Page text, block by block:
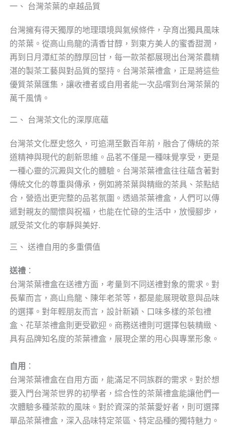
一、 台灣茶葉的卓越品質
台灣擁有得天獨厚的地理環境與氣候條件，孕育出獨具風味
的茶葉。從高山烏龍的清香甘醇，到東方美人的蜜香甜潤，
再到日月潭紅茶的醇厚回甘，每一款茶都展現出台灣茶農精
湛的製茶工藝與對品質的堅持。台灣茶葉禮盒，正是將這些
優質茶葉匯集，讓收禮者或自用者能一次品嚐到台灣茶葉的
萬千風情。
二、 台灣茶文化的深厚底蘊
台灣茶文化歷史悠久，可追溯至數百年前，融合了傳統的茶
道精神與現代的創新思維。品茗不僅是一種味覺享受，更是
一種心靈的沉澱與文化的體驗。台灣茶葉禮盒往往蘊含著對
傳統文化的尊重與傳承，例如將茶葉與精緻的茶具、茶點結
合，營造出更完整的品茗氛圍。透過茶葉禮盒，人們可以傳
遞對親友的關懷與祝福，也能在忙碌的生活中，放慢腳步，
感受茶文化的寧靜與美好.
三、 送禮自用的多重價值
送禮：
台灣茶葉禮盒在送禮方面，考量到不同送禮對象的需求。對
長輩而言，高山烏龍、陳年老茶等，都是能展現敬意與品味
的選擇。對年輕朋友而言，設計新穎、口味多樣的茶包禮
盒、花草茶禮盒則更受歡迎。商務送禮則可選擇包裝精緻、
具有品牌知名度的茶葉禮盒，展現企業的用心與專業形象。
自用 ：
台灣茶葉禮盒在自用方面，能滿足不同族群的需求。對於想
要入門台灣茶世界的初學者，綜合性的茶葉禮盒能讓他們一
次體驗多種茶款的風味。對於資深的茶葉愛好者，則可選擇
單品茶葉禮盒，深入品味特定茶區、特定品種的獨特魅力。